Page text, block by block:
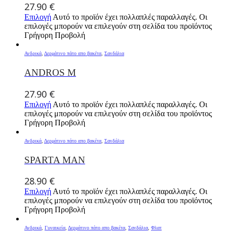
27.90 €
ΕπιλογήΑυτό το προϊόν έχει πολλαπλές παραλλαγές. Οι
επιλογές μπορούν να επιλεγούν στη σελίδα του προϊόντος
Γρήγορη Προβολή
Ανδρικά, Δερμάτινο πάτο απο βακέτα, Σανδάλια
ANDROS M
27.90 €
Επιλογή Αυτό το προϊόν έχει πολλαπλές παραλλαγές. Οι
επιλογές μπορούν να επιλεγούν στη σελίδα του προϊόντος
Γρήγορη Προβολή
Ανδρικά Δερμάτινο πάτο απο βακέτα Σανδάλια
SPARTA MAN
28.90 €
Επιλογή Αυτό το προϊόν έχει πολλαπλές παραλλαγές. Οι
επιλογές μπορούν να επιλεγούν στη σελίδα του προϊόντος
Γρήγορη Προβολή
Ανδρικά, Γυναικεία, Δερμάτινο πάτο απο βακέτα, Σανδάλια, Φλατ